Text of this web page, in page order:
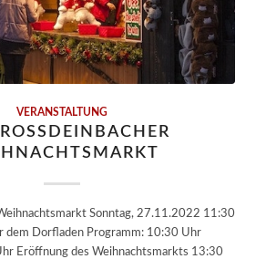
VERANSTALTUNG
W
Sonntag, 27.11.2022 11:30
dem Dorfladen Programm: 10:30 Uhr
Eröffnung des Weihnachtsmarkts 13:30